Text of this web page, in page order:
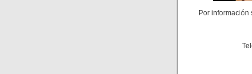
Por información